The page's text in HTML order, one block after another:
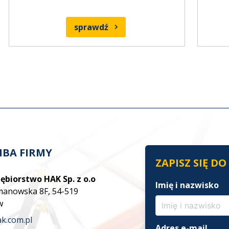
sprawdź
FIRMY
HAK Sp. z o.o
8F, 54-519
ZAPISZ SIĘ
Imię i nazwisko